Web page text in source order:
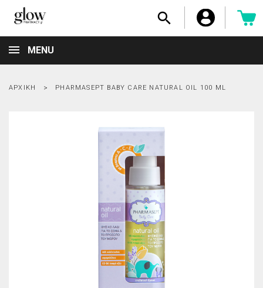

MENU
ΑΡΧΙΚΉ PHARMASEPT BABY CARE NATURAL OIL 100 ML